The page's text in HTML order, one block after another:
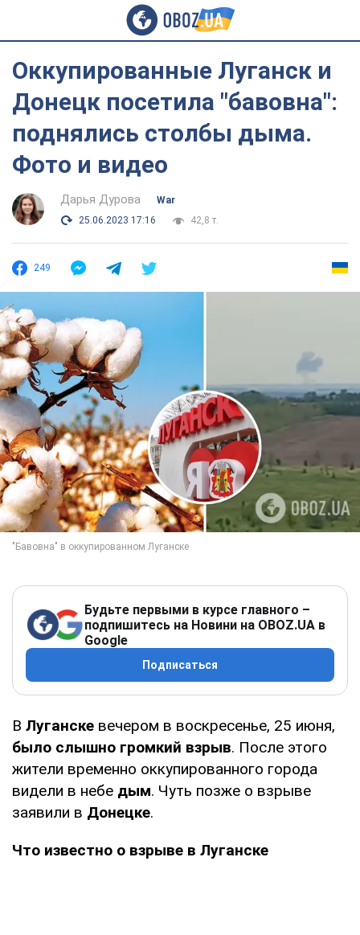
Оккупированные Луганск и
Донецк посетила "бавовна":
поднялись столбы дыма.
Фото и видео
Дарья Дурова
War
25.06.2023 17:16
42,8 т.
249
Будьте первыми в курсе главного –
подпишитесь на Новини на OBOZ.UA в
Google
Подписаться
В Луганске вечером в воскресенье, 25 июня,
было слышно громкий взрыв. После этого
жители временно оккупированного города
видели в небе дым. Чуть позже о взрыве
заявили в Донецке.
Что известно о взрыве в Луганске